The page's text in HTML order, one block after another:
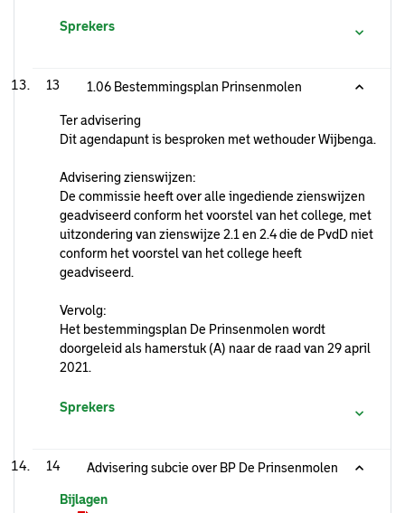
Sprekers
13 1.06 Bestemmingsplan Prinsenmolen
Ter advisering
Dit agendapunt is besproken met wethouder Wijbenga.
Advisering zienswijzen:
De commissie heeft over alle ingediende zienswijzen
geadviseerd conform het voorstel van het college, met
uitzondering van zienswijze 2.1 en 2.4 die de PvdD niet
conform het voorstel van het college heeft
geadviseerd.
Vervolg:
Het bestemmingsplan De Prinsenmolen wordt
doorgeleid als hamerstuk (A) naar de raad van 29 april
2021.
Sprekers
14 Advisering subcie over BP De Prinsenmolen
Bijlagen